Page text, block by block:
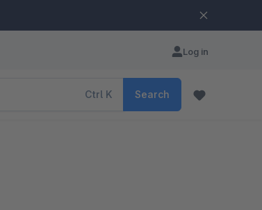
Log in
Ctrl K Search